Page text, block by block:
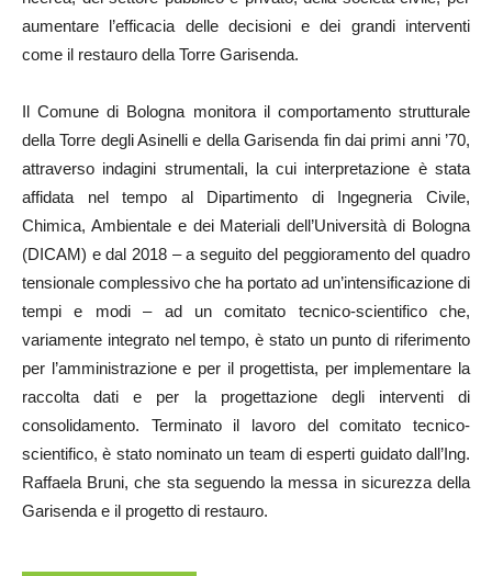
aumentare l’efficacia delle decisioni e dei grandi interventi
come il restauro della Torre Garisenda.
Il Comune di Bologna monitora il comportamento strutturale
della Torre degli Asinelli e della Garisenda fin dai primi anni ’70,
attraverso indagini strumentali, la cui interpretazione è stata
affidata nel tempo al Dipartimento di Ingegneria Civile,
Chimica, Ambientale e dei Materiali dell’Università di Bologna
(DICAM) e dal 2018 – a seguito del peggioramento del quadro
tensionale complessivo che ha portato ad un’intensificazione di
tempi e modi – ad un comitato tecnico-scientifico che,
variamente integrato nel tempo, è stato un punto di riferimento
per l’amministrazione e per il progettista, per implementare la
raccolta dati e per la progettazione degli interventi di
consolidamento. Terminato il lavoro del comitato tecnico-
scientifico, è stato nominato un team di esperti guidato dall’Ing.
Raffaela Bruni, che sta seguendo la messa in sicurezza della
Garisenda e il progetto di restauro.